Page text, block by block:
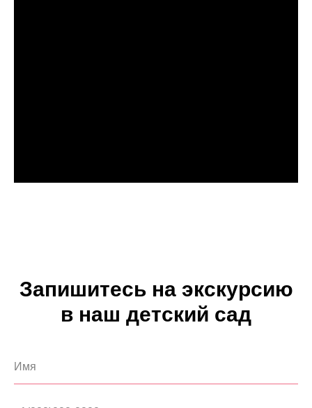
Запишитесь на экскурсию
в наш детский сад
Имя